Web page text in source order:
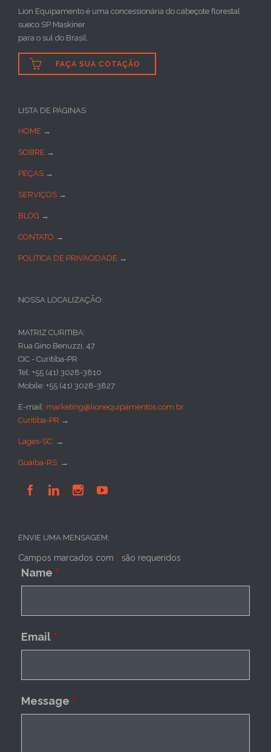
Lion Equipamento é uma concessionária do cabeçote florestal
sueco SP Maskiner
para o sul do Brasil.
 FAÇA SUA COTAÇÃO
LISTA DE PÁGINAS
HOME →
SOBRE →
PEÇAS →
SERVIÇOS →
BLOG →
CONTATO →
POLÍTICA DE PRIVACIDADE →
NOSSA LOCALIZAÇÃO:
MATRIZ CURITIBA:
Rua Gino Benuzzi, 47
CIC - Curitiba-PR
Tel: +55 (41) 3028-3810
Mobile: +55 (41) 3028-3827
E-mail: marketing@lionequipamentos.com.br
Curitiba-PR →
Lages-SC: →
Guaíba-RS: →
   
ENVIE UMA MENSAGEM:
Campos marcados com * são requeridos
Name *
Email *
Message *